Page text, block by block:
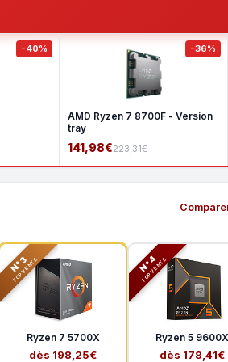
-40% -36%
AMD Ryzen 7 8700F - Version
tray
141,98€223,31€
N°3
TOP VENTE
Ryzen 7 5700X
dès 198,25€
N°4
TOP VENTE
Ryzen 5 9600X
dès 178,41€